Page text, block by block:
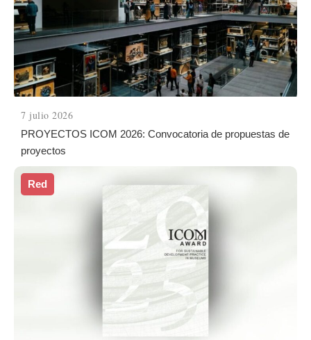
7 julio 2026
PROYECTOS ICOM 2026: Convocatoria de propuestas de
proyectos
Red